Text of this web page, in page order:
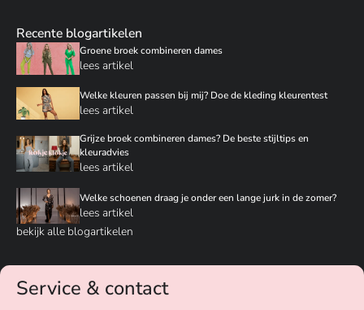
Recente blogartikelen
Groene broek combineren dames
lees artikel
Welke kleuren passen bij mij? Doe de kleding kleurentest
lees artikel
Grijze broek combineren dames? De beste stijltips en
kleuradvies
lees artikel
Welke schoenen draag je onder een lange jurk in de zomer?
lees artikel
bekijk alle blogartikelen
Service & contact